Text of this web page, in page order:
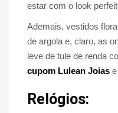
estar com o look
Ademais, vestidos
de argola e, claro, as
leve de tule de renda
cupom Lulean Joias
Relógios: